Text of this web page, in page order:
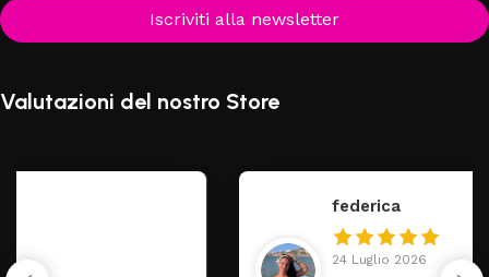
Iscriviti alla newsletter
Valutazioni del nostro Store